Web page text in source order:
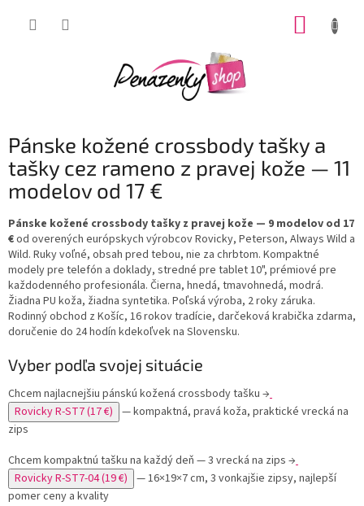
Pánske kožené crossbody tašky a
tašky cez rameno z pravej kože — 11
modelov od 17 €
Pánske kožené crossbody tašky z pravej kože — 9 modelov od 17
€od overených európskych výrobcov Rovicky, Peterson, Always Wild a
Wild. Ruky voľné, obsah pred tebou, nie za chrbtom. Kompaktné
modely pre telefón a doklady, stredné pre tablet 10", prémiové pre
každodenného profesionála. Čierna, hnedá, tmavohnedá, modrá.
Žiadna PU koža, žiadna syntetika. Poľská výroba, 2 roky záruka.
Rodinný obchod z Košíc, 16 rokov tradície, darčeková krabička zdarma,
doručenie do 24 hodín kdekoľvek na Slovensku.
Vyber podľa svojej situácie
Chcem najlacnejšiu pánskú kožená crossbody tašku →
Rovicky R-ST7 (17 €) — kompaktná, pravá koža, praktické vrecká na
zips
Chcem kompaktnú tašku na každý deň — 3 vrecká na zips →
Rovicky R-ST7-04 (19 €) — 16×19×7 cm, 3 vonkajšie zipsy, najlepší
pomer ceny a kvality